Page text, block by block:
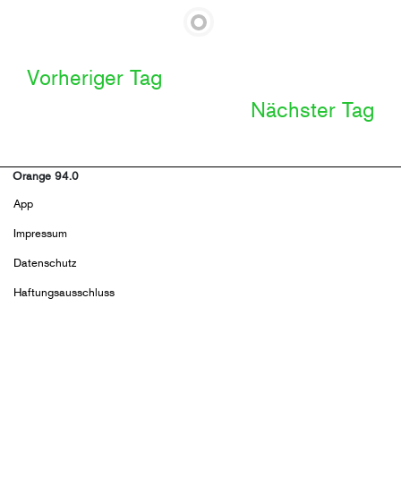
Vorheriger Tag
Nächster Tag
Orange 94.0
Footer
menu
App
Impressum
Datenschutz
Haftungsausschluss